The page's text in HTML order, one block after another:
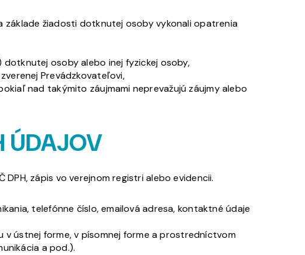
žiadosti dotknutej osoby vykonali opatrenia
osoby alebo inej fyzickej osoby,
Prevádzkovateľovi,
nad takýmito záujmami neprevažujú záujmy alebo
ÚDAJOV
zápis vo verejnom registri alebo evidencii.
telefónne číslo, emailová adresa, kontaktné údaje
v ústnej forme, v písomnej forme a prostredníctvom
a pod.).